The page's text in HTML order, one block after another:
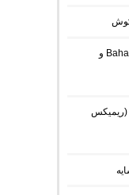
دانلود آهنگ ترکی Kalbine Sor از Bahadır Macit و
رمزی (ریمیکس